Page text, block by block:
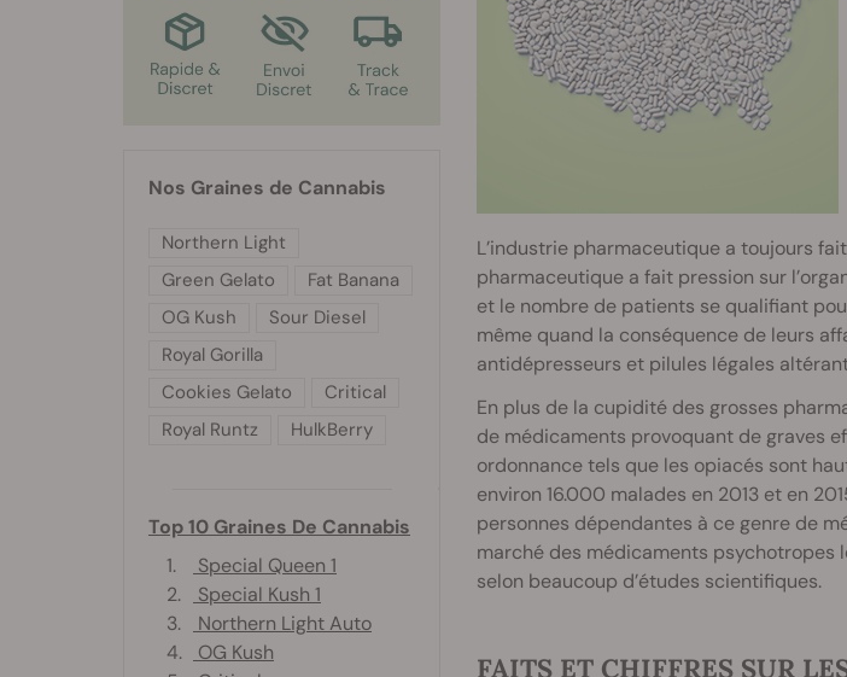
L’industrie pharmaceutique a toujours
pharmaceutique a fait pression sur
et le nombre de patients se qualifiant
même quand la conséquence de leurs
antidépresseurs et pilules légales altérant
En plus de la cupidité des grosses
de médicaments provoquant de graves
ordonnance tels que les opiacés sont
environ 16.000 malades en 2013 et en
personnes dépendantes à ce genre de
marché des médicaments psychotropes
selon beaucoup d’études scientifiques.
FAITS ET CHIFFRES SUR
Nos Graines de Cannabis
Northern Light
Green Gelato
Fat Banana
OG Kush
Sour Diesel
Royal Gorilla
Cookies Gelato
Critical
Royal Runtz
HulkBerry
Top 10 Graines De Cannabis
1.
Special Queen 1
2.
Special Kush 1
3.
Northern Light Auto
4.
OG Kush